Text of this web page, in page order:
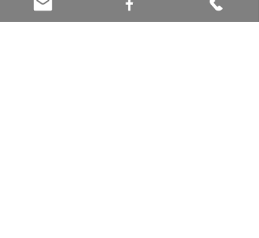
pour recevoir le cursus complet.